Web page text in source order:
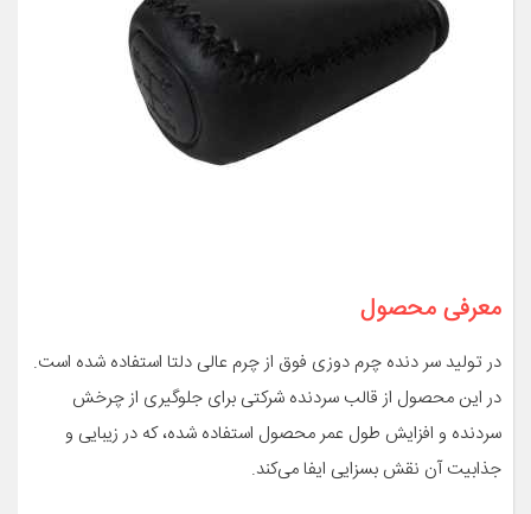
معرفی محصول
در تولید سر دنده چرم دوزی فوق از چرم عالی دلتا استفاده شده است.
در این محصول از قالب سردنده شرکتی برای جلوگیری از چرخش
سردنده و افزایش طول عمر محصول استفاده شده، که در زیبایی و
جذابیت آن نقش بسزایی ایفا می‌کند.